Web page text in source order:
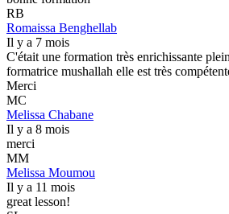
RB
Romaissa Benghellab
Il y a 7 mois
C'était une formation très enrichissante
formatrice mushallah elle est très
Merci
MC
Melissa Chabane
Il y a 8 mois
merci
MM
Melissa Moumou
Il y a 11 mois
great lesson!